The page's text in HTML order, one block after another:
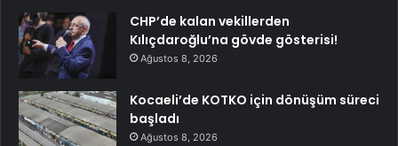
CHP’de kalan vekillerden
Kılıçdaroğlu’na gövde gösterisi!
Ağustos 8, 2026
Kocaeli’de KOTKO için dönüşüm süreci
başladı
Ağustos 8, 2026